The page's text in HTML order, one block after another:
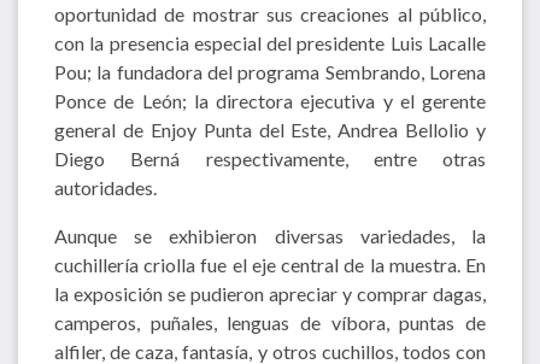
oportunidad de mostrar sus creaciones al público,
con la presencia especial del presidente Luis Lacalle
Pou; la fundadora del programa Sembrando, Lorena
Ponce de León; la directora ejecutiva y el gerente
general de Enjoy Punta del Este, Andrea Bellolio y
Diego Berná respectivamente, entre otras
autoridades.
Aunque se exhibieron diversas variedades, la
cuchillería criolla fue el eje central de la muestra. En
la exposición se pudieron apreciar y comprar dagas,
camperos, puñales, lenguas de víbora, puntas de
alfiler, de caza, fantasía, y otros cuchillos, todos con